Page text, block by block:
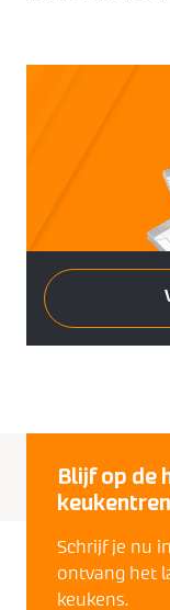
Blijf op de
Schrijf je nu
ontvang het
keukens.